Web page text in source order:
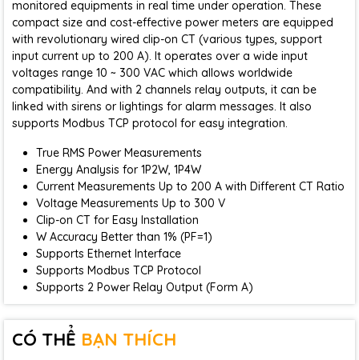
monitored equipments in real time under operation. These
compact size and cost-effective power meters are equipped
with revolutionary wired clip-on CT (various types, support
input current up to 200 A). It operates over a wide input
voltages range 10 ~ 300 VAC which allows worldwide
compatibility. And with 2 channels relay outputs, it can be
linked with sirens or lightings for alarm messages. It also
supports Modbus TCP protocol for easy integration.
True RMS Power Measurements
Energy Analysis for 1P2W, 1P4W
Current Measurements Up to 200 A with Different CT Ratio
Voltage Measurements Up to 300 V
Clip-on CT for Easy Installation
W Accuracy Better than 1% (PF=1)
Supports Ethernet Interface
Supports Modbus TCP Protocol
Supports 2 Power Relay Output (Form A)
CÓ THỂ BẠN THÍCH